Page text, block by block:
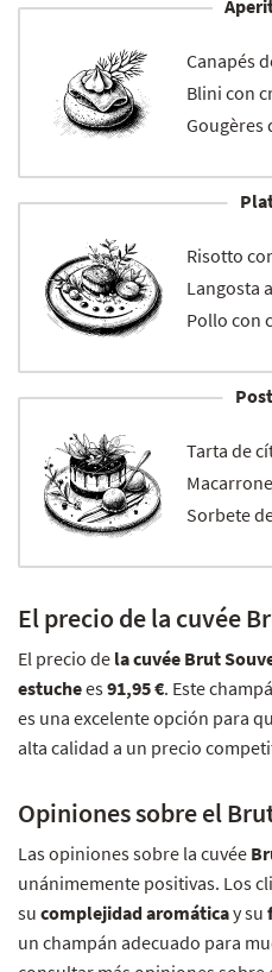
Canapés
Blini con
Gougères
Risotto
Langosta
Pollo con
Tarta de
Sorbete
El precio de la cuvée
El precio de la cuvée Brut
estuchees91,95 €. Este
es una excelente opción para
alta calidad a un precio
Opiniones sobre el
Las opiniones sobre la cuvée
unánimemente positivas. Los
su complejidad aromáticay su
un champán adecuado para